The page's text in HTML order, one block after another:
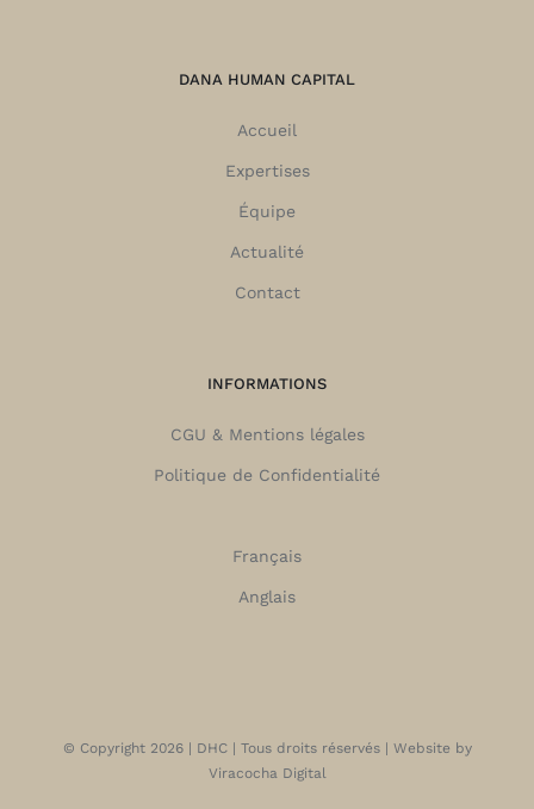
DANA HUMAN CAPITAL
Accueil
Expertises
Équipe
Actualité
Contact
INFORMATIONS
CGU & Mentions légales
Politique de Confidentialité
Français
Anglais
© Copyright 2026 | DHC | Tous droits réservés | Website by
Viracocha Digital